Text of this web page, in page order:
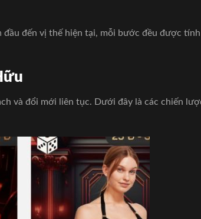
đến vị thế hiện tại, mỗi bước đều được
và đổi mới liên tục. Dưới đây là các chiến